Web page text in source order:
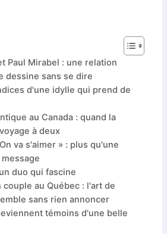
Paul Mirabel : une relation
dessine sans se dire
d'une idylle qui prend de
au Canada : quand la
à deux
va s'aimer » : plus qu'une
duo qui fascine
couple au Québec : l'art de
sans rien annoncer
témoins d'une belle